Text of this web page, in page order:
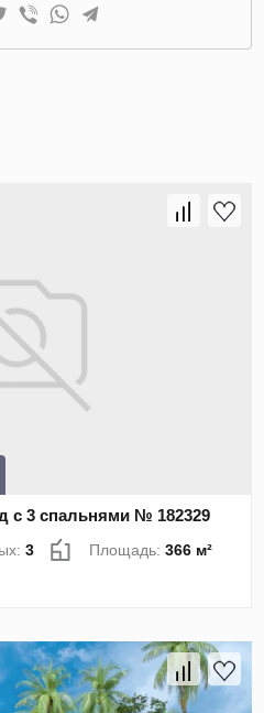
с 3 спальнями № 182329
3 Площадь:366 м²